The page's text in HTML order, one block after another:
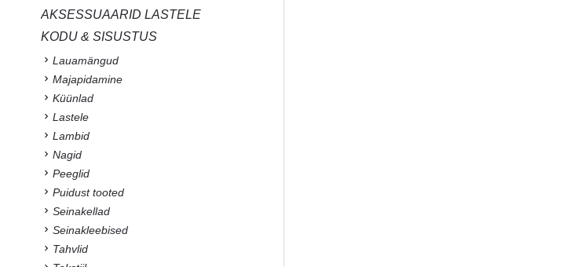
AKSESSUAARID LASTELE
KODU & SISUSTUS
Lauamängud
Majapidamine
Küünlad
Lastele
Lambid
Nagid
Peeglid
Puidust tooted
Seinakellad
Seinakleebised
Tahvlid